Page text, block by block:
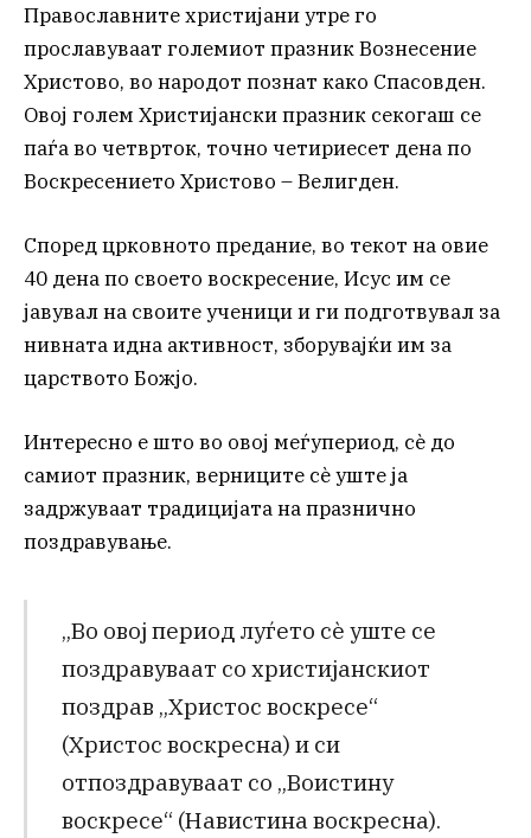
Православните христијани утре го
прославуваат големиот празник Вознесение
Христово, во народот познат како Спасовден.
Овој голем Христијански празник секогаш се
паѓа во четврток, точно четириесет дена по
Воскресението Христово – Велигден.
Според црковното предание, во текот на овие
40 дена по своето воскресение, Исус им се
јавувал на своите ученици и ги подготвувал за
нивната идна активност, зборувајќи им за
царството Божјо.
Интересно е што во овој меѓупериод, сè до
самиот празник, верниците сè уште ја
задржуваат традицијата на празнично
поздравување.
„Во овој период луѓето сè уште се
поздравуваат со христијанскиот
поздрав „Христос воскресе“
(Христос воскресна) и си
отпоздравуваат со „Воистину
воскресе“ (Навистина воскресна).